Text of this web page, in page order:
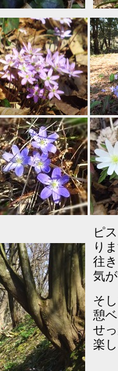
ピ
り
往
気
そ
憩
せ
楽